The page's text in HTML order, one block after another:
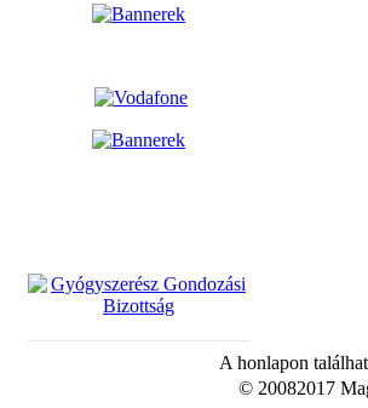
A honlapon
© 20082017